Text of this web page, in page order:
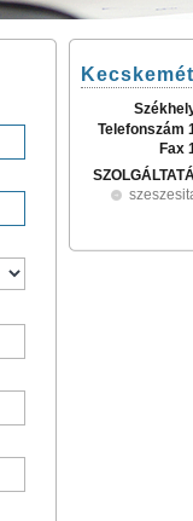
Telefonszám
Fax